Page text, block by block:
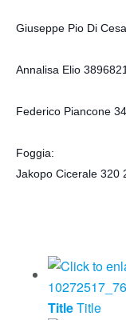
Giuseppe Pio Di
Annalisa Elio
Federico Piancone
Foggia:
Jakopo Cicerale 320
TitleTitle